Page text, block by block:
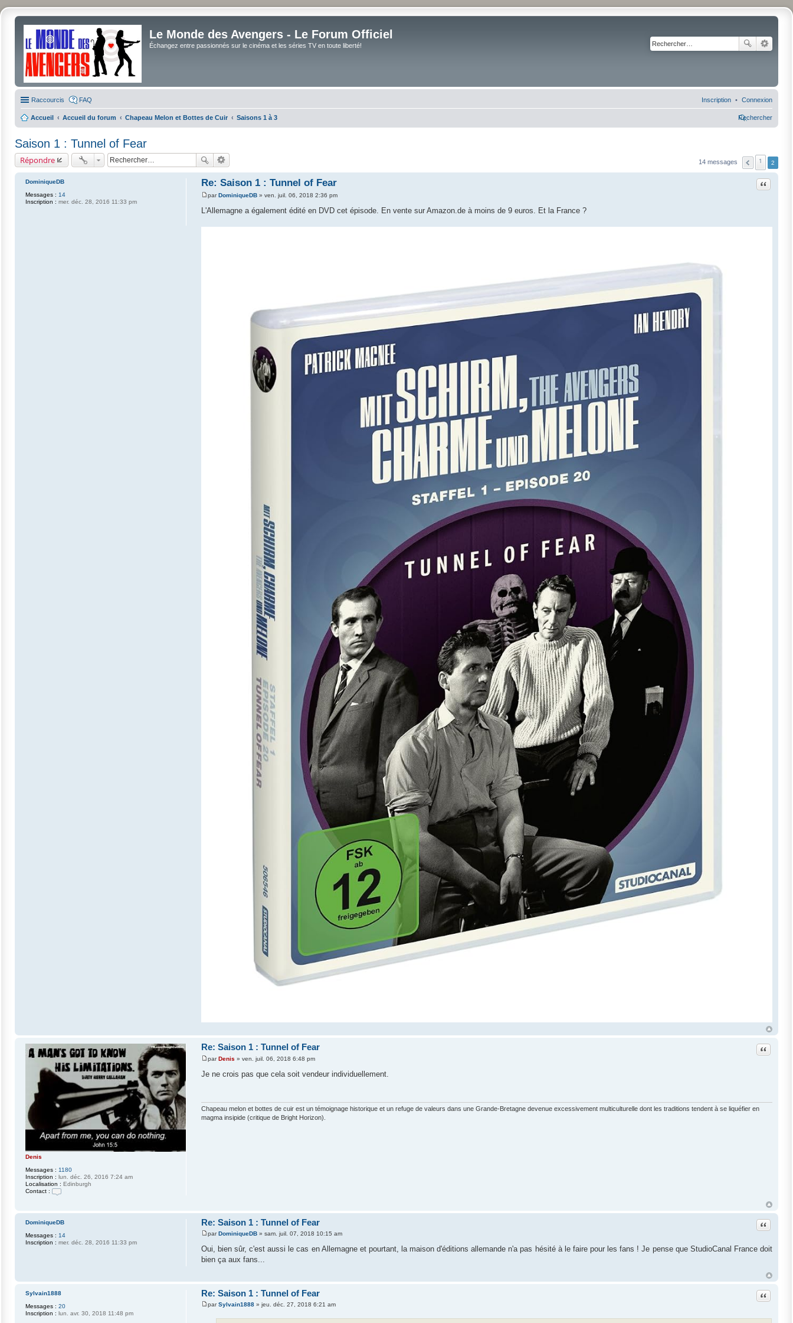
Le Monde des Avengers - Le Forum Officiel
Échangez entre passionnés sur le cinéma et les séries TV en toute liberté!
Raccourcis FAQ Connexion
Inscription
Accueil Accueil du forum Chapeau Melon et Bottes de Cuir Saisons 1 à 3 Rechercher
Saison 1 : Tunnel of Fear
Répondre 14 messages 1 2
DominiqueDB
Messages : 14
Inscription : mer. déc. 28, 2016 11:33 pm
Re: Saison 1 : Tunnel of Fear Citation
M
e
s
a
parDominiqueDB» ven. juil. 06, 2018 2:36 pm
L'Allemagne a également édité en DVD cet épisode. En vente sur Amazon.de à moins de 9 euros. Et la France ?
Denis
Messages : 1180
Inscription : lun. déc. 26, 2016 7:24 am
Localisation : Edinburgh
Contact :
n
t
c
t
i
Re: Saison 1 : Tunnel of Fear Citation
M
s
e
parDenis » ven. juil. 06, 2018 6:48 pm
Je ne crois pas que cela soit vendeur individuellement.
Chapeau melon et bottes de cuir est un témoignage historique et un refuge de valeurs dans une Grande-Bretagne devenue excessivement multiculturelle dont les traditions tendent à se liquéfier en
magma insipide (critique de Bright Horizon).
DominiqueDB
Messages : 14
Inscription : mer. déc. 28, 2016 11:33 pm
Re: Saison 1 : Tunnel of Fear Citation
M
s
s
e
parDominiqueDB» sam. juil. 07, 2018 10:15 am
Oui, bien sûr, c'est aussi le cas en Allemagne et pourtant, la maison d'éditions allemande n'a pas hésité à le faire pour les fans ! Je pense que StudioCanal France doit
bien ça aux fans...
Sylvain1888
Messages : 20
Inscription : lun. avr. 30, 2018 11:48 pm
Re: Saison 1 : Tunnel of Fear Citation
M
parSylvain1888» jeu. déc. 27, 2018 6:21 am